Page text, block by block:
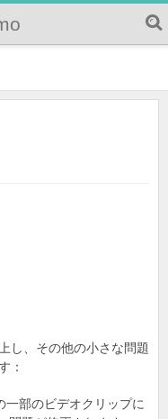
し、その他の小さな問題
：
部のビデオクリップに